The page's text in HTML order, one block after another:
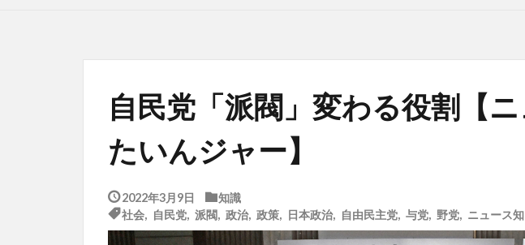
自民党「派閥」変わる役割【
たいんジャー】
2022年3月9日
知識
社会, 自民党, 派閥, 政治, 政策, 日本政治, 自由民主党, 与党, 野党, ニュース